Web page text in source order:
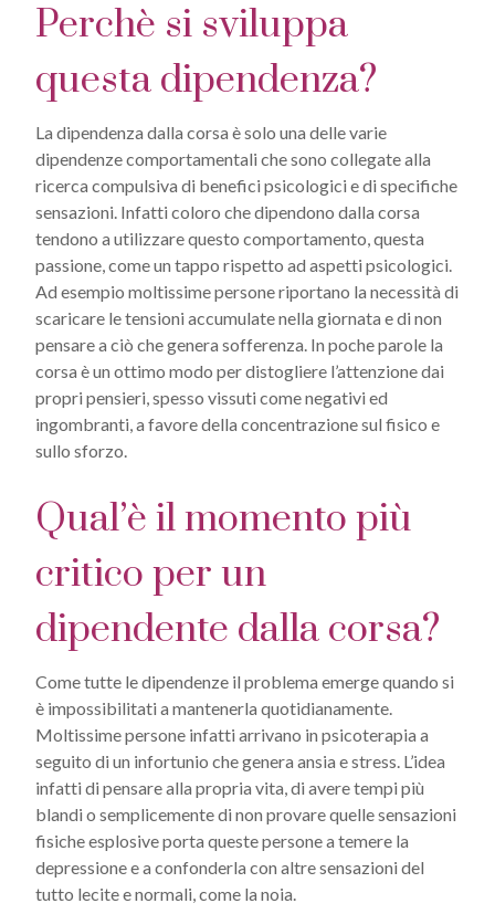
Perchè si sviluppa
questa dipendenza?
La dipendenza dalla corsa è solo una delle varie
dipendenze comportamentali che sono collegate alla
ricerca compulsiva di benefici psicologici e di specifiche
sensazioni. Infatti coloro che dipendono dalla corsa
tendono a utilizzare questo comportamento, questa
passione, come un tappo rispetto ad aspetti psicologici.
Ad esempio moltissime persone riportano la necessità di
scaricare le tensioni accumulate nella giornata e di non
pensare a ciò che genera sofferenza. In poche parole la
corsa è un ottimo modo per distogliere l’attenzione dai
propri pensieri, spesso vissuti come negativi ed
ingombranti, a favore della concentrazione sul fisico e
sullo sforzo.
Qual’è il momento più
critico per un
dipendente dalla corsa?
Come tutte le dipendenze il problema emerge quando si
è impossibilitati a mantenerla quotidianamente.
Moltissime persone infatti arrivano in psicoterapia a
seguito di un infortunio che genera ansia e stress. L’idea
infatti di pensare alla propria vita, di avere tempi più
blandi o semplicemente di non provare quelle sensazioni
fisiche esplosive porta queste persone a temere la
depressione e a confonderla con altre sensazioni del
tutto lecite e normali, come la noia.